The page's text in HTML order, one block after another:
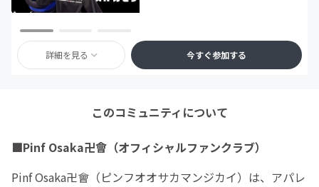
詳細を見る 今すぐ参加する
このコミュニティについて
■Pinf Osaka卍會（オフィシャルファンクラブ）
Pinf Osaka卍會（ピンフオオサカマンジカイ）は、アパレ